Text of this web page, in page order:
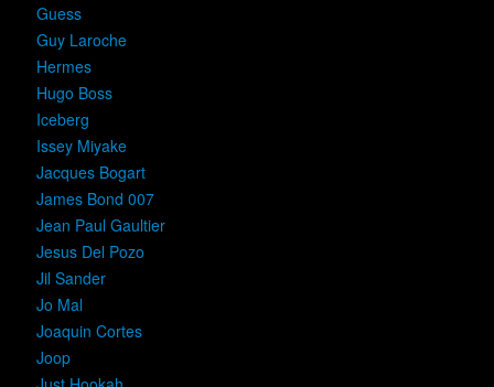
Guess
Guy Laroche
Hermes
Hugo Boss
Iceberg
Issey Miyake
Jacques Bogart
James Bond 007
Jean Paul Gaultier
Jesus Del Pozo
Jil Sander
Jo Mal
Joaquin Cortes
Joop